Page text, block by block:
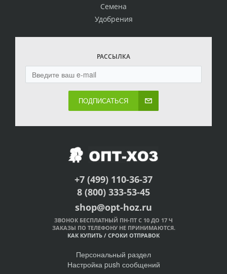
Семена
Удобрения
РАССЫЛКА
ПОДПИСАТЬСЯ
+7 (499) 110-36-37
8 (800) 333-53-45
shop@opt-hoz.ru
ЗВОНОК БЕСПЛАТНЫЙ ПН-ПТ С 10 ДО 17 Ч
ЗАКАЗЫ ПО ТЕЛЕФОНУ НЕ ПРИНИМАЮТСЯ.
КАК КУПИТЬ / СРОКИ ОТПРАВОК
Персональный раздел
Настройка push сообщений